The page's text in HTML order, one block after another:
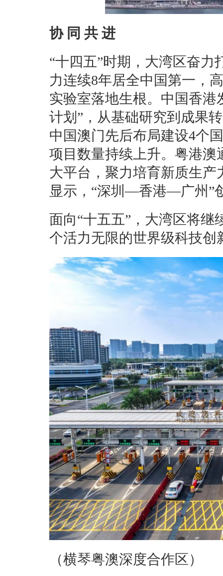
协 同 共 进
“十四五”时期，大湾区奋
力连续8年居全中国第一，
实验室落地生根。中国香港
计划”，从基础研究到成果
中国澳门先后布局建设4个
项目数量持续上升。粤港
大平台，聚力培育新质生产
显示，“深圳—香港—广州”
面向“十五五”，大湾区将
个活力无限的世界级科技创
（横琴粤澳深度合作区）